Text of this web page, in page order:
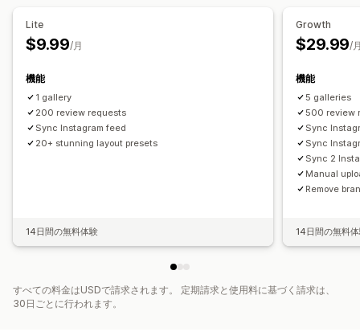
メールリクエスト
インポートとエクスポート
オートメーション
カスタムスタイル
モバイル対応
ソーシャルメディアでの共有
複数言語
Lite
$9.99/月
機能
1 gallery
200 review requests
Sync Instagram feed
20+ stunning layout presets
14日間の無料体験
Growth
$29.99/
機能
5 galleries
500 review
Sync
Sync
Sync 2
Manual
Remove
14日間の無料
すべての料金はUSDで請求されます。 定期請求と使用料に基づく請求は、
30日ごとに行われます。